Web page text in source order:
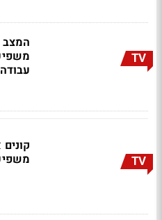
TV
המצב
עבודה
TV